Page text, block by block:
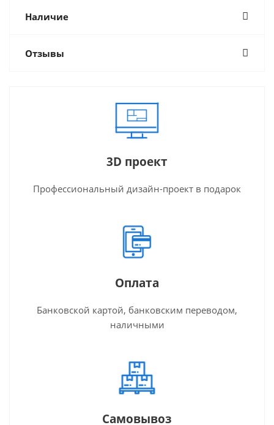
Наличие
Отзывы
3D проект
Профессиональный дизайн-проект в подарок
Оплата
Банковской картой, банковским переводом,
наличными
Самовывоз